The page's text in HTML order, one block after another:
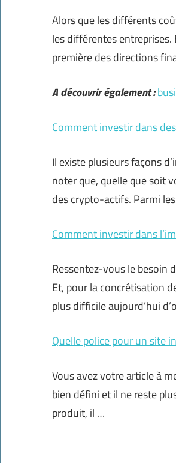
Alors que les différents
les différentes entreprises.
première des directions
A découvrir également :
Comment investir dans
Il existe plusieurs façons
noter que, quelle que soit
des crypto-actifs. Parmi
Comment investir dans
Ressentez-vous le besoin
Et, pour la concrétisation
plus difficile aujourd’hui
Quelle police pour un site
Vous avez votre article à
bien défini et il ne reste
produit, il …